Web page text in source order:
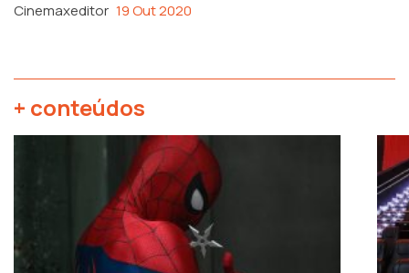
Cinemaxeditor 19 Out 2020
+ conteúdos